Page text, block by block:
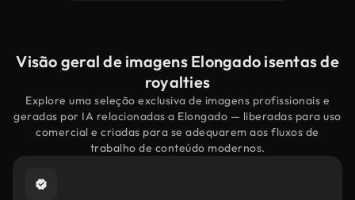
Visão geral de imagens Elongado isentas de
royalties
Explore uma seleção exclusiva de imagens profissionais e
geradas por IA relacionadas a Elongado — liberadas para uso
comercial e criadas para se adequarem aos fluxos de
trabalho de conteúdo modernos.